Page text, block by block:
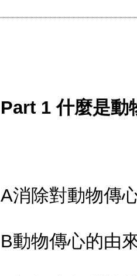
Part 1 什麼是動
A消除對動物傳
B動物傳心的由